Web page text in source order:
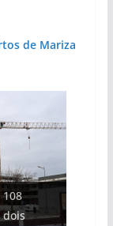
de Mariza
do
cresceu
rotae põem